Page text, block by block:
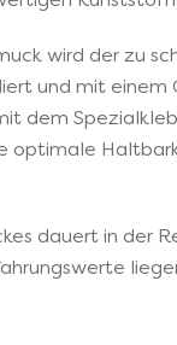
wird der zu
und mit
dem
optimale
dauert in der